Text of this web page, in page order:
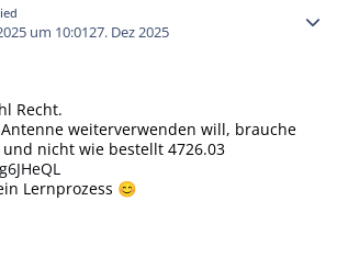
um 10:0127. Dez 2025
Recht.
weiterverwenden will, brauche
nicht wie bestellt 4726.03
Lernprozess 😊